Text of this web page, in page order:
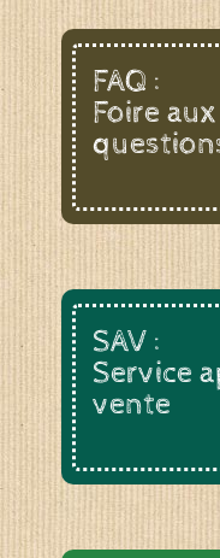
FAQ :
Foire aux
SAV :
Service
vente